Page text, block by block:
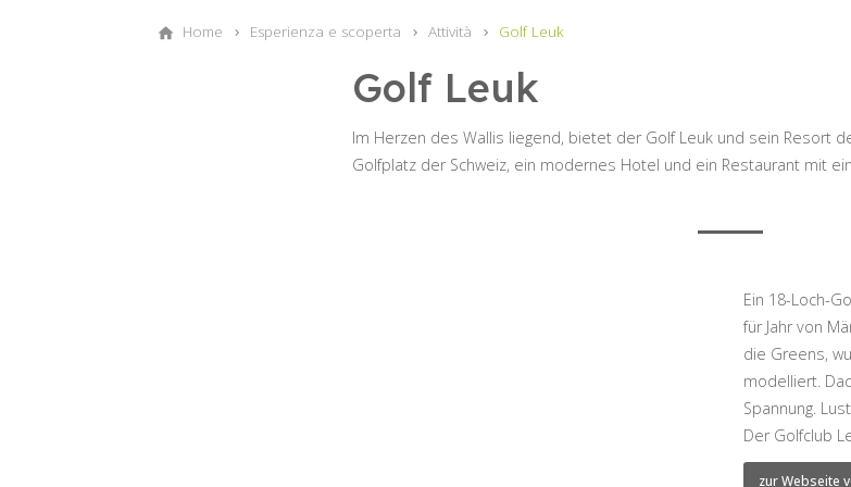
Home Esperienza e scoperta Attività Golf Leuk
Golf Leuk
Im Herzen des Wallis liegend, bietet der Golf Leuk und sein Resort
Golfplatz der Schweiz, ein modernes Hotel und ein Restaurant mit
Ein 18-Loch-
für Jahr von
die Greens,
modelliert.
Spannung.
Der Golfclub
zur Webseite